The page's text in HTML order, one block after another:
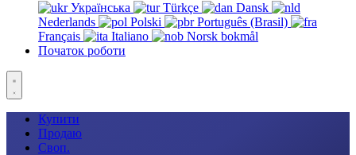
Українська
Türkçe
Dansk
Nederlands
Polski
Português (Brasil)
Français
Italiano
Norsk bokmål
Початок роботи
Купити
Продаю
Своп.